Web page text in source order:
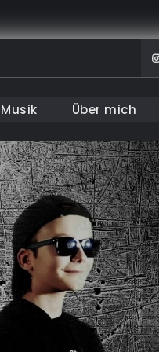
Musik Über mich